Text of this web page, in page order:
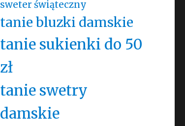
sweter świąteczny
tanie bluzki damskie
tanie sukienki do 50
zł
tanie swetry
damskie